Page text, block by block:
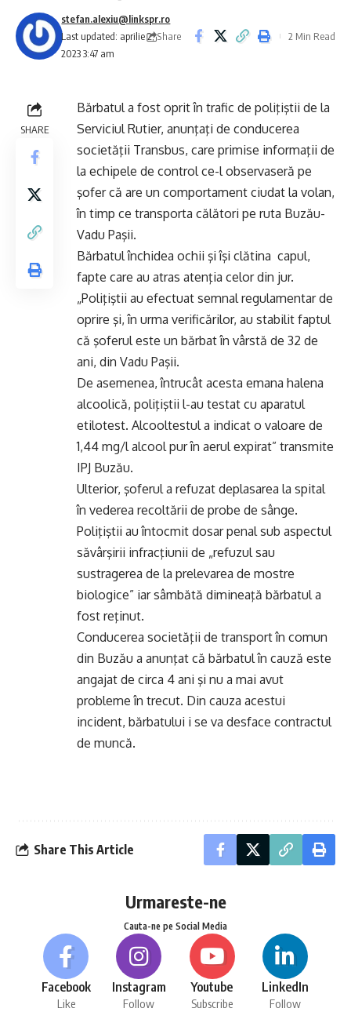
Last updated: aprilie 2,
2023 3:47 am
stefan.alexiu@linkspr.ro
Share
2 Min Read
SHARE
Bărbatul a fost oprit în trafic de poliţiştii de la
Serviciul Rutier, anunţaţi de conducerea
societăţii Transbus, care primise informaţii de
la echipele de control ce-l observaseră pe
şofer că are un comportament ciudat la volan,
în timp ce transporta călători pe ruta Buzău-
Vadu Paşii.
Bărbatul închidea ochii şi îşi clătina capul,
fapte care au atras atenţia celor din jur.
„Poliţiştii au efectuat semnal regulamentar de
oprire şi, în urma verificărilor, au stabilit faptul
că şoferul este un bărbat în vârstă de 32 de
ani, din Vadu Paşii.
De asemenea, întrucât acesta emana halena
alcoolică, poliţiştii l-au testat cu aparatul
etilotest. Alcooltestul a indicat o valoare de
1,44 mg/l alcool pur în aerul expirat” transmite
IPJ Buzău.
Ulterior, şoferul a refuzat deplasarea la spital
în vederea recoltării de probe de sânge.
Poliţiştii au întocmit dosar penal sub aspectul
săvârşirii infracţiunii de „refuzul sau
sustragerea de la prelevarea de mostre
biologice” iar sâmbătă dimineaţă bărbatul a
fost reţinut.
Conducerea societăţii de transport în comun
din Buzău a anunţat că bărbatul în cauză este
angajat de circa 4 ani şi nu a mai avut
probleme în trecut. Din cauza acestui
incident, bărbatului i se va desface contractul
de muncă.
Share This Article
Urmareste-ne
Cauta-ne pe Social Media
Facebook
Like
Instagram
Follow
Youtube
Subscribe
LinkedIn
Follow